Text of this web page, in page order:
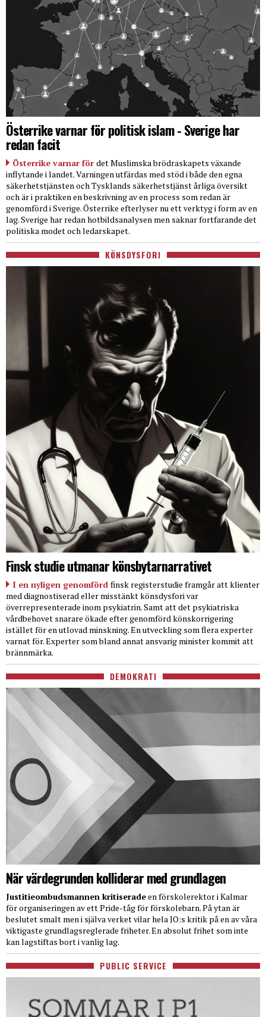
Österrike varnar för politisk islam - Sverige har
redan facit
Österrike varnar för det Muslimska brödraskapets växande
inflytande i landet. Varningen utfärdas med stöd i både den egna
säkerhetstjänsten och Tysklands säkerhetstjänst årliga översikt
och är i praktiken en beskrivning av en process som redan är
genomförd i Sverige. Österrike efterlyser nu ett verktyg i form av en
lag. Sverige har redan hotbildsanalysen men saknar fortfarande det
politiska modet och ledarskapet.
KÖNSDYSFORI
Finsk studie utmanar könsbytarnarrativet
I en nyligen genomförd finsk registerstudie framgår att klienter
med diagnostiserad eller misstänkt könsdysfori var
överrepresenterade inom psykiatrin. Samt att det psykiatriska
vårdbehovet snarare ökade efter genomförd könskorrigering
istället för en utlovad minskning. En utveckling som flera experter
varnat för. Experter som bland annat ansvarig minister kommit att
brännmärka.
DEMOKRATI
När värdegrunden kolliderar med grundlagen
Justitieombudsmannen kritiseradeen förskolerektor i Kalmar
för organiseringen av ett Pride-tåg för förskolebarn. På ytan är
beslutet smalt men i själva verket vilar hela JO:s kritik på en av våra
viktigaste grundlagsreglerade friheter. En absolut frihet som inte
kan lagstiftas bort i vanlig lag.
PUBLIC SERVICE